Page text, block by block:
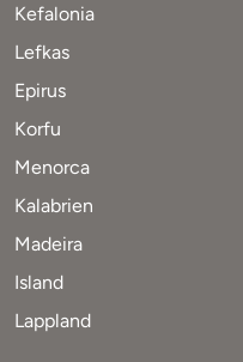
Kefalonia
Lefkas
Epirus
Korfu
Menorca
Kalabrien
Madeira
Island
Lappland